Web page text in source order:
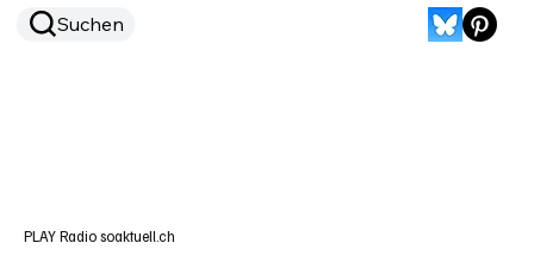
Suchen
PLAY Radio soaktuell.ch